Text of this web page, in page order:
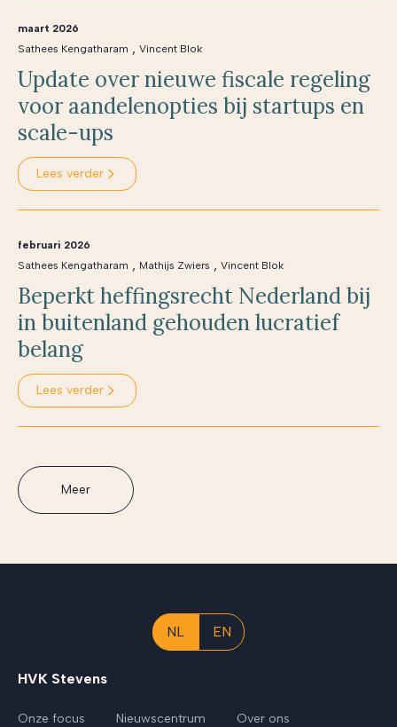
maart 2026
Sathees Kengatharam , Vincent Blok
Update over nieuwe fiscale regeling
voor aandelenopties bij startups en
scale-ups
Lees verder
februari 2026
Sathees Kengatharam , Mathijs Zwiers , Vincent Blok
Beperkt heffingsrecht Nederland bij
in buitenland gehouden lucratief
belang
Lees verder
Meer
NL EN
HVK Stevens
Onze focus Nieuwscentrum Over ons